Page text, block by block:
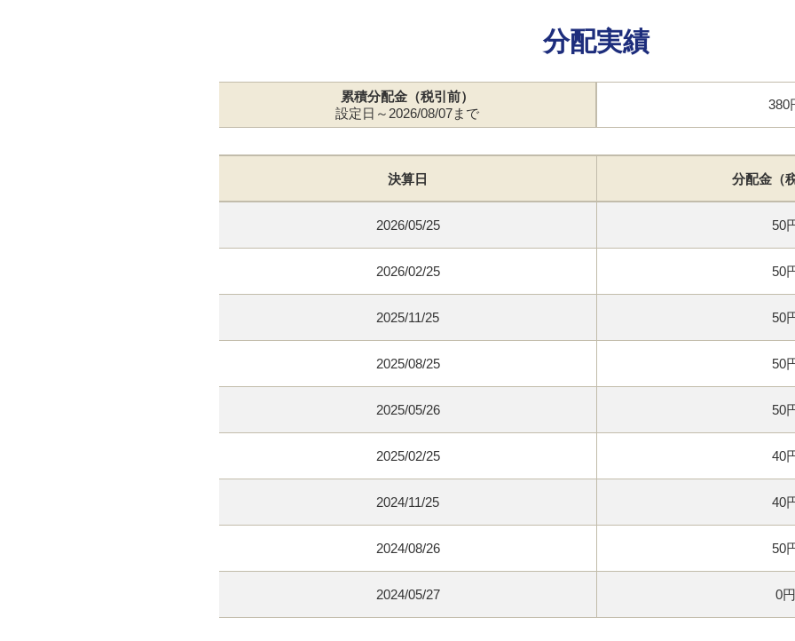
分配実績
累積分配金（税引前）
設定日～2026/08/07まで
380
決算日 分配金（
2026/05/25 50
2026/02/25 50
2025/11/25 50
2025/08/25 50
2025/05/26 50
2025/02/25 40
2024/11/25 40
2024/08/26 50
2024/05/27 0円